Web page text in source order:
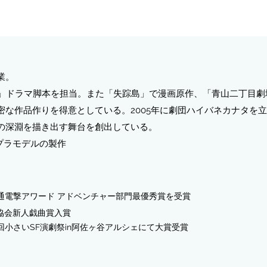
ドラマ脚本を担当。また「失踪島」で漫画原作、「青山二丁目
な作品作りを得意としている。2005年に劇団ハイバネカナタを
淵を描き出す舞台を創出している。
ラモデルの製作
電撃アワード アドベンチャー部門最優秀賞を受賞
会新人戯曲賞入賞
さいSF演劇祭in阿佐ヶ谷アルシェにて大賞受賞